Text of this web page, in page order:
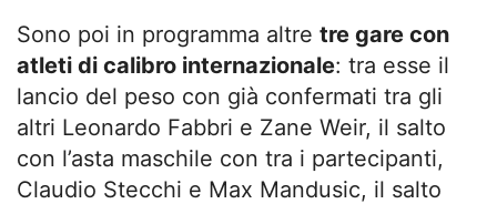
Sono poi in programma altre tre gare con
atleti di calibro internazionale: tra esse il
lancio del peso con già confermati tra gli
altri Leonardo Fabbri e Zane Weir, il salto
con l’asta maschile con tra i partecipanti,
Claudio Stecchi e Max Mandusic, il salto